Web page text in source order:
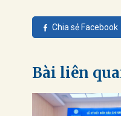
Chia sẻ Facebook
Bài liên